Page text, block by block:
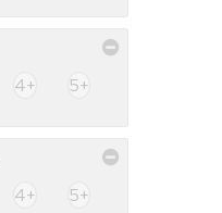
4+ 5+
4+ 5+